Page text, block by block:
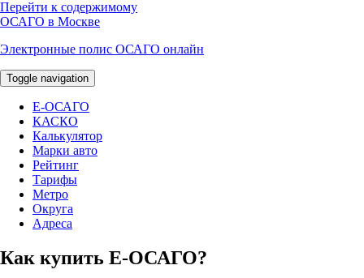
Перейти к содержимому
ОСАГО в Москве
Электронные полис ОСАГО онлайн
Toggle navigation
E-ОСАГО
КАСКО
Калькулятор
Марки авто
Рейтинг
Тарифы
Метро
Округа
Адреса
Как купить Е-ОСАГО?